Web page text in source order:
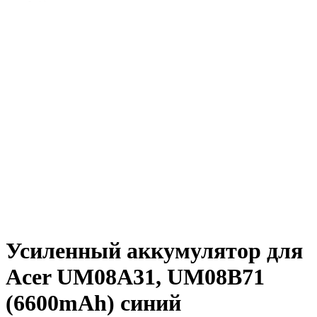
Усиленный аккумулятор для
Acer UM08A31, UM08B71
(6600mAh) синий